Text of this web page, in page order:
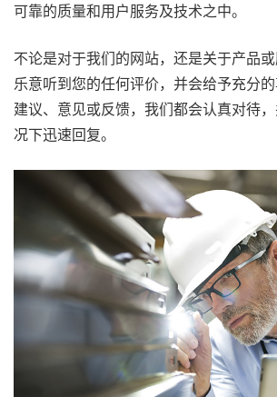
可靠的质量和用户服务及技术之中。
不论是对于我们的网站，还是关于产品
乐意听到您的任何评价，并会给予充分的
建议、意见或反馈，我们都会认真对待
况下迅速回复。